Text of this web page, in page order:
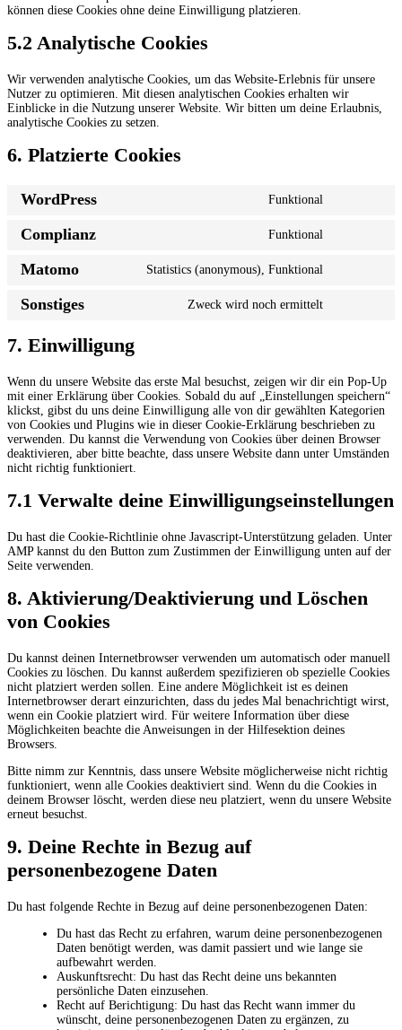
können diese Cookies ohne deine Einwilligung platzieren.
5.2 Analytische Cookies
Wir verwenden analytische Cookies, um das Website-Erlebnis für unsere
Nutzer zu optimieren. Mit diesen analytischen Cookies erhalten wir
Einblicke in die Nutzung unserer Website. Wir bitten um deine Erlaubnis,
analytische Cookies zu setzen.
6. Platzierte Cookies
WordPress Funktional
Complianz Funktional
Matomo Statistics (anonymous), Funktional
Sonstiges Zweck wird noch ermittelt
7. Einwilligung
Wenn du unsere Website das erste Mal besuchst, zeigen wir dir ein Pop-Up
mit einer Erklärung über Cookies. Sobald du auf „Einstellungen speichern“
klickst, gibst du uns deine Einwilligung alle von dir gewählten Kategorien
von Cookies und Plugins wie in dieser Cookie-Erklärung beschrieben zu
verwenden. Du kannst die Verwendung von Cookies über deinen Browser
deaktivieren, aber bitte beachte, dass unsere Website dann unter Umständen
nicht richtig funktioniert.
7.1 Verwalte deine Einwilligungseinstellungen
Du hast die Cookie-Richtlinie ohne Javascript-Unterstützung geladen. Unter
AMP kannst du den Button zum Zustimmen der Einwilligung unten auf der
Seite verwenden.
8. Aktivierung/Deaktivierung und Löschen
von Cookies
Du kannst deinen Internetbrowser verwenden um automatisch oder manuell
Cookies zu löschen. Du kannst außerdem spezifizieren ob spezielle Cookies
nicht platziert werden sollen. Eine andere Möglichkeit ist es deinen
Internetbrowser derart einzurichten, dass du jedes Mal benachrichtigt wirst,
wenn ein Cookie platziert wird. Für weitere Information über diese
Möglichkeiten beachte die Anweisungen in der Hilfesektion deines
Browsers.
Bitte nimm zur Kenntnis, dass unsere Website möglicherweise nicht richtig
funktioniert, wenn alle Cookies deaktiviert sind. Wenn du die Cookies in
deinem Browser löscht, werden diese neu platziert, wenn du unsere Website
erneut besuchst.
9. Deine Rechte in Bezug auf
personenbezogene Daten
Du hast folgende Rechte in Bezug auf deine personenbezogenen Daten:
Du hast das Recht zu erfahren, warum deine personenbezogenen
Daten benötigt werden, was damit passiert und wie lange sie
aufbewahrt werden.
Auskunftsrecht: Du hast das Recht deine uns bekannten
persönliche Daten einzusehen.
Recht auf Berichtigung: Du hast das Recht wann immer du
wünscht, deine personenbezogenen Daten zu ergänzen, zu